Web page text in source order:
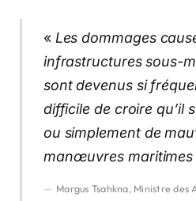
« Les dommages
infrastructures sous-
sont devenus si
difficile de croire qu’il
ou simplement de
manœuvres maritimes
Margus Tsahkna, Ministre